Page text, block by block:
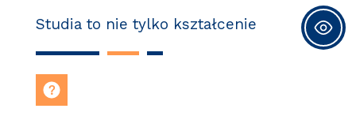
Studia to nie tylko kształcenie